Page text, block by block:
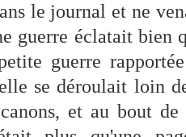
le journal et ne
guerre éclatait bien
guerre
se déroulait loin
et au bout